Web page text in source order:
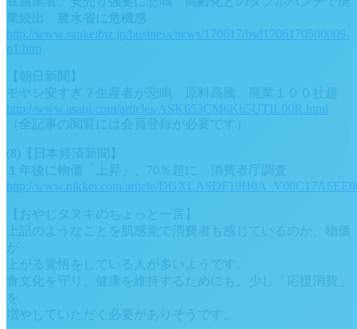
業続出 農水省に危機感
http://www.sankeibiz.jp/business/news/170617/bsd1706170500009-
n1.htm
【朝日新聞】
モヤシ安すぎ？生産者が悲鳴 原料高騰、廃業１００社超
http://www.asahi.com/articles/ASK653CM6K65UTIL00R.html
（全記事の閲覧には会員登録が必要です）
(8)【日本経済新聞】
１年後に物価「上昇」、70％超に 消費者庁調査
http://www.nikkei.com/article/
【おやじタヌキのちょっと一言】
上記のようなことを肌感覚で消費者も感じているのか、物価
が
上がる覚悟をしている人が多いようです。
食文化を守り、健康を維持するためにも、少し「応援消費」
を
増やしていただく必要がありそうです。